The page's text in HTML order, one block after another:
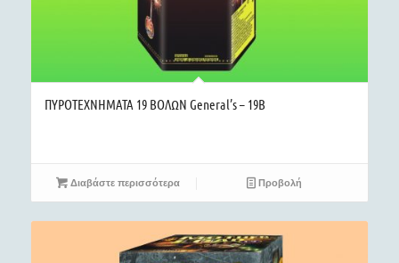
ΠΥΡΟΤΕΧΝΗΜΑΤΑ 19 ΒΟΛΩΝ General’s – 19B
Διαβάστε περισσότερα Προβολή